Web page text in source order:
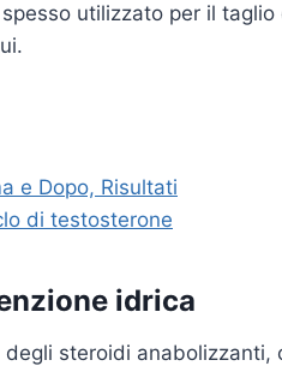
utilizzato per il taglio
e Dopo, Risultati
di testosterone
idrica
steroidi